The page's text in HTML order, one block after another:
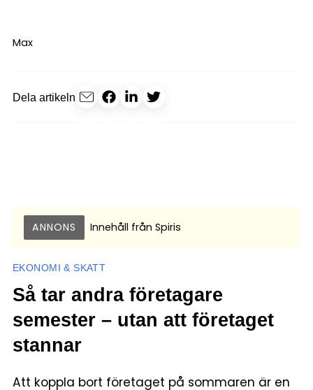
Max
Dela artikeln
ANNONS Innehåll från Spiris
EKONOMI & SKATT
Så tar andra företagare
semester – utan att företaget
stannar
Att koppla bort företaget på sommaren är en